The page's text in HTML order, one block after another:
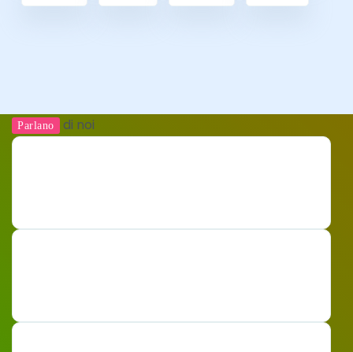
Parlano di noi